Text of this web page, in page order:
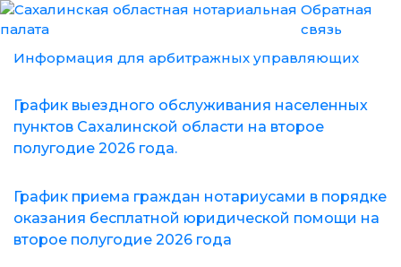
Обратная
связь
Информация для арбитражных управляющих
График выездного обслуживания населенных
пунктов Сахалинской области на второе
полугодие 2026 года.
График приема граждан нотариусами в порядке
оказания бесплатной юридической помощи на
второе полугодие 2026 года